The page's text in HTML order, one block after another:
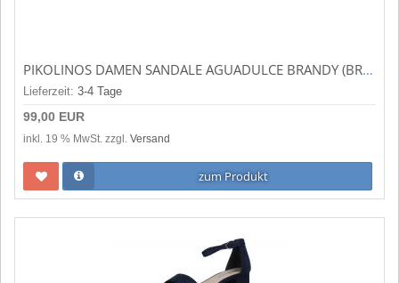
PIKOLINOS DAMEN SANDALE AGUADULCE BRANDY (BRAUN) W3Z-1775C1
Lieferzeit: 3-4 Tage
99,00 EUR
inkl. 19 % MwSt. zzgl. Versand
zum Produkt